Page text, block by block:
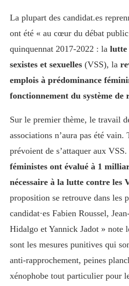
La plupart des candidat.es
ont été « au cœur du débat
quinquennat 2017-2022 : la lutte
sexistes et sexuelles (VSS), la
emplois à prédominance
fonctionnement du système de
Sur le premier thème, le travail
associations n’aura pas été vain.
prévoient de s’attaquer aux VSS.
féministes ont évalué à 1
nécessaire à la lutte contre les
proposition se retrouve dans les
candidat·es Fabien Roussel,
Hidalgo et Yannick Jadot » note
sont les mesures punitives qui
anti-rapprochement, peines
xénophobe tout particulier pour